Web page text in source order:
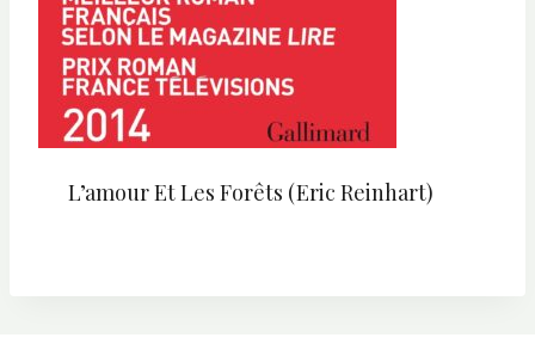
L’amour Et Les Forêts (Eric Reinhart)